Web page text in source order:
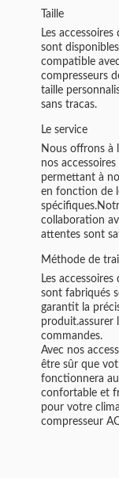
Taille
Les
sont
compatible
compresseurs
taille
sans tracas.
Le service
Nous offrons à
nos
permettant à
en fonction de
collaboration
attentes sont
Méthode de
Les
sont fabriqués
garantit la
produit.assurer
commandes.
Avec nos
être sûr que
fonctionnera
confortable et
pour votre
compresseur